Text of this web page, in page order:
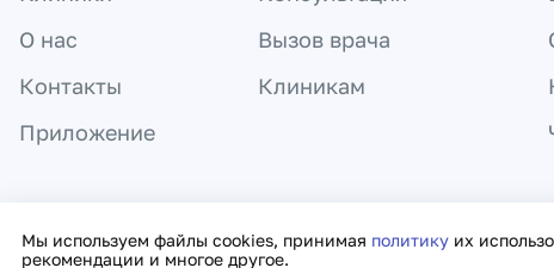
Мы используем файлы cookies, принимая политику их
рекомендации и многое другое.
О нас
Контакты
Приложение
Вызов врача
Клиникам